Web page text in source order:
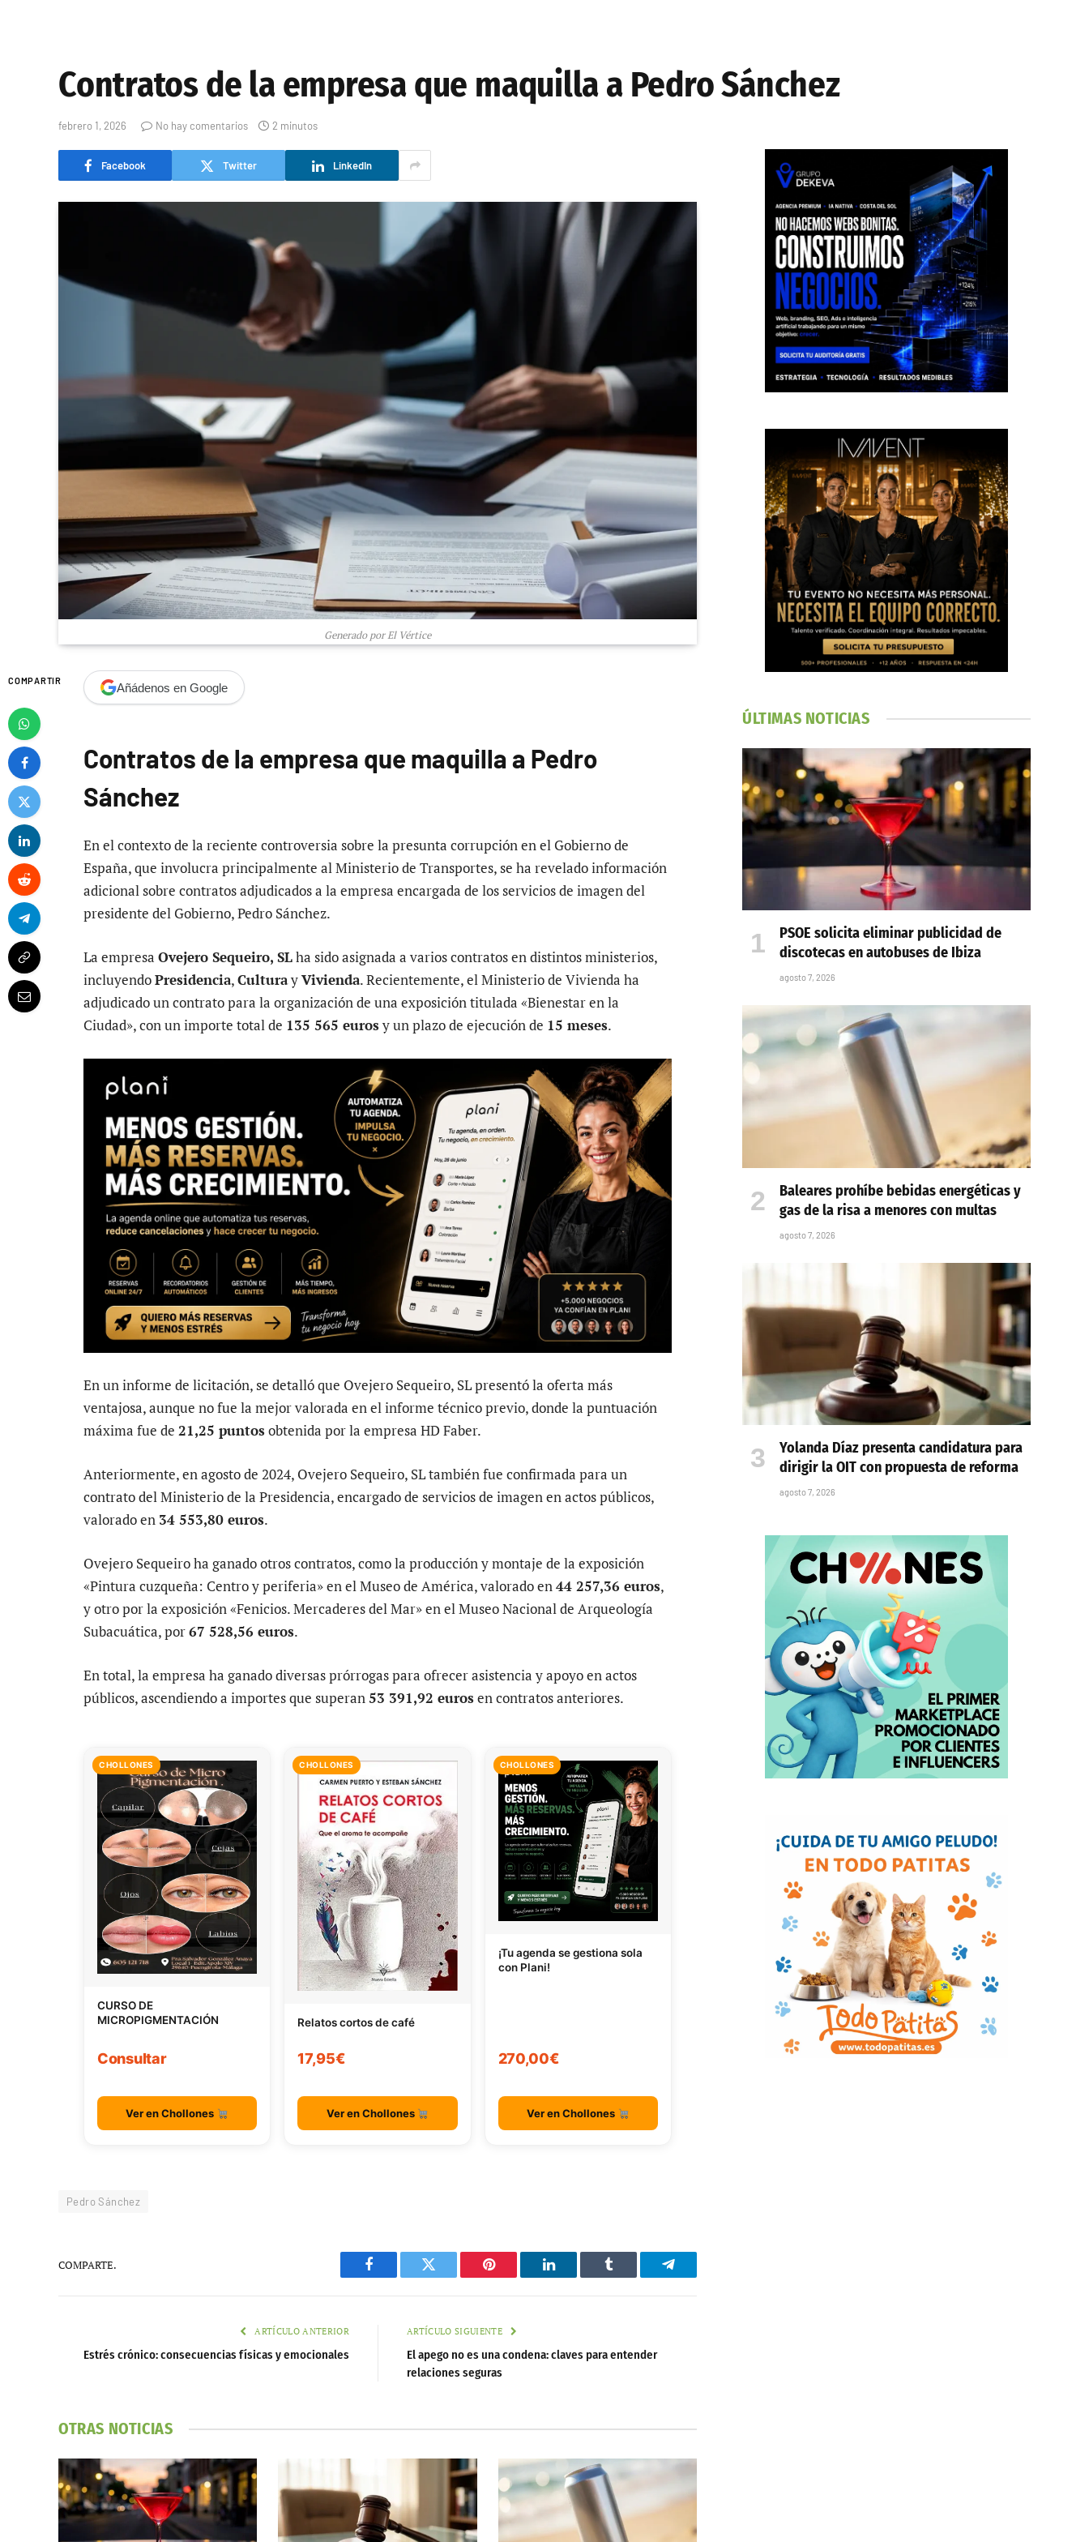
Contratos de la empresa que maquilla a Pedro Sánchez
febrero 1, 2026 No hay comentarios 2 minutos
Facebook Twitter LinkedIn
Generado por El Vértice
COMPARTIR Añádenos en Google
Contratos de la empresa que maquilla a Pedro
Sánchez
En el contexto de la reciente controversia sobre la presunta corrupción en el Gobierno de
España, que involucra principalmente al Ministerio de Transportes, se ha revelado información
adicional sobre contratos adjudicados a la empresa encargada de los servicios de imagen del
presidente del Gobierno, Pedro Sánchez.
La empresa Ovejero Sequeiro, SLha sido asignada a varios contratos en distintos ministerios,
incluyendoPresidencia,CulturayVivienda. Recientemente, el Ministerio de Vivienda ha
adjudicado un contrato para la organización de una exposición titulada «Bienestar en la
Ciudad», con un importe total de 135 565 eurosy un plazo de ejecución de 15 meses.
En un informe de licitación, se detalló que Ovejero Sequeiro, SL presentó la oferta más
ventajosa, aunque no fue la mejor valorada en el informe técnico previo, donde la puntuación
máxima fue de 21,25 puntosobtenida por la empresa HD Faber.
Anteriormente, en agosto de 2024, Ovejero Sequeiro, SL también fue confirmada para un
contrato del Ministerio de la Presidencia, encargado de servicios de imagen en actos públicos,
valorado en 34 553,80 euros.
Ovejero Sequeiro ha ganado otros contratos, como la producción y montaje de la exposición
«Pintura cuzqueña: Centro y periferia» en el Museo de América, valorado en44 257,36 euros,
y otro por la exposición «Fenicios. Mercaderes del Mar» en el Museo Nacional de Arqueología
Subacuática, por67 528,56 euros.
En total, la empresa ha ganado diversas prórrogas para ofrecer asistencia y apoyo en actos
públicos, ascendiendo a importes que superan53 391,92 eurosen contratos anteriores.
CHOLLONES
CURSO DE
MICROPIGMENTACIÓN
Consultar
Ver en Chollones
CHOLLONES
Relatos cortos de café
17,95€
Ver en Chollones
CHOLLONES
¡Tu agenda se gestiona sola
con Plani!
270,00€
Ver en Chollones
Pedro Sánchez
COMPARTE.
Facebook Twitter Pinterest LinkedIn Tumblr Telegram
ARTÍCULO ANTERIOR
Estrés crónico: consecuencias físicas y emocionales
ARTÍCULO SIGUIENTE
El apego no es una condena: claves para entender
relaciones seguras
OTRAS NOTICIAS
ÚLTIMAS NOTICIAS
PSOE solicita eliminar publicidad de
discotecas en autobuses de Ibiza
agosto 7, 2026
Baleares prohíbe bebidas energéticas y
gas de la risa a menores con multas
agosto 7, 2026
Yolanda Díaz presenta candidatura para
dirigir la OIT con propuesta de reforma
agosto 7, 2026